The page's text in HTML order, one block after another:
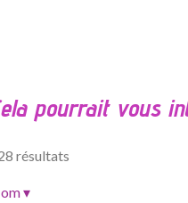
pourrait vous
résultats
▾